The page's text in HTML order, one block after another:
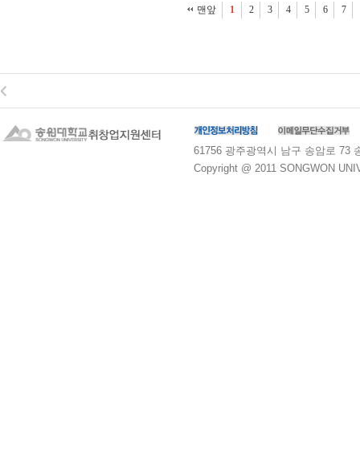
맨앞 1 2 3 4 5 6 7
61756 광주광역시 남구 송암로 73
Copyright @ 2011 SONGWON